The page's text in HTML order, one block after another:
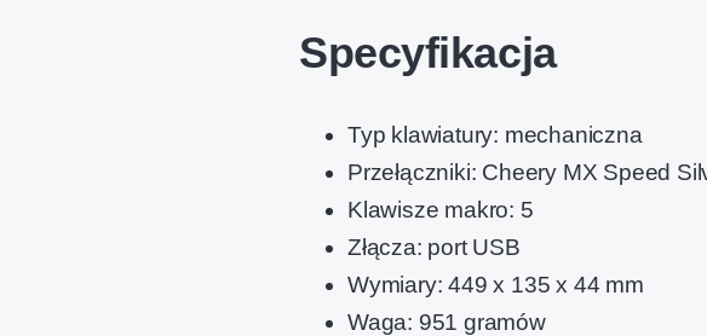
Specyfikacja
Typ klawiatury: mechaniczna
Przełączniki: Cheery MX Speed
Klawisze makro: 5
Złącza: port USB
Wymiary: 449 x 135 x 44 mm
Waga: 951 gramów